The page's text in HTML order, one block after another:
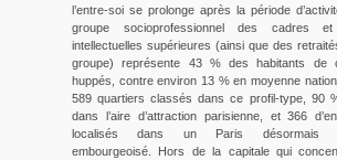
l’entre-soi se prolonge après la période
groupe socioprofessionnel des cadres et
intellectuelles supérieures (ainsi que des
groupe) représente 43 % des habitants de
huppés, contre environ 13 % en moyenne
589 quartiers classés dans ce profil-type, 90
dans l’aire d’attraction parisienne, et 366
localisés dans un Paris désormais
embourgeoisé. Hors de la capitale qui